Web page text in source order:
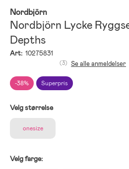
Nordbjörn
Nordbjörn Lycke
Depths
Art: 10275831
-38% Superpris
(3) Se alle anmeldelser
Velg størrelse
onesize
Velg farge: